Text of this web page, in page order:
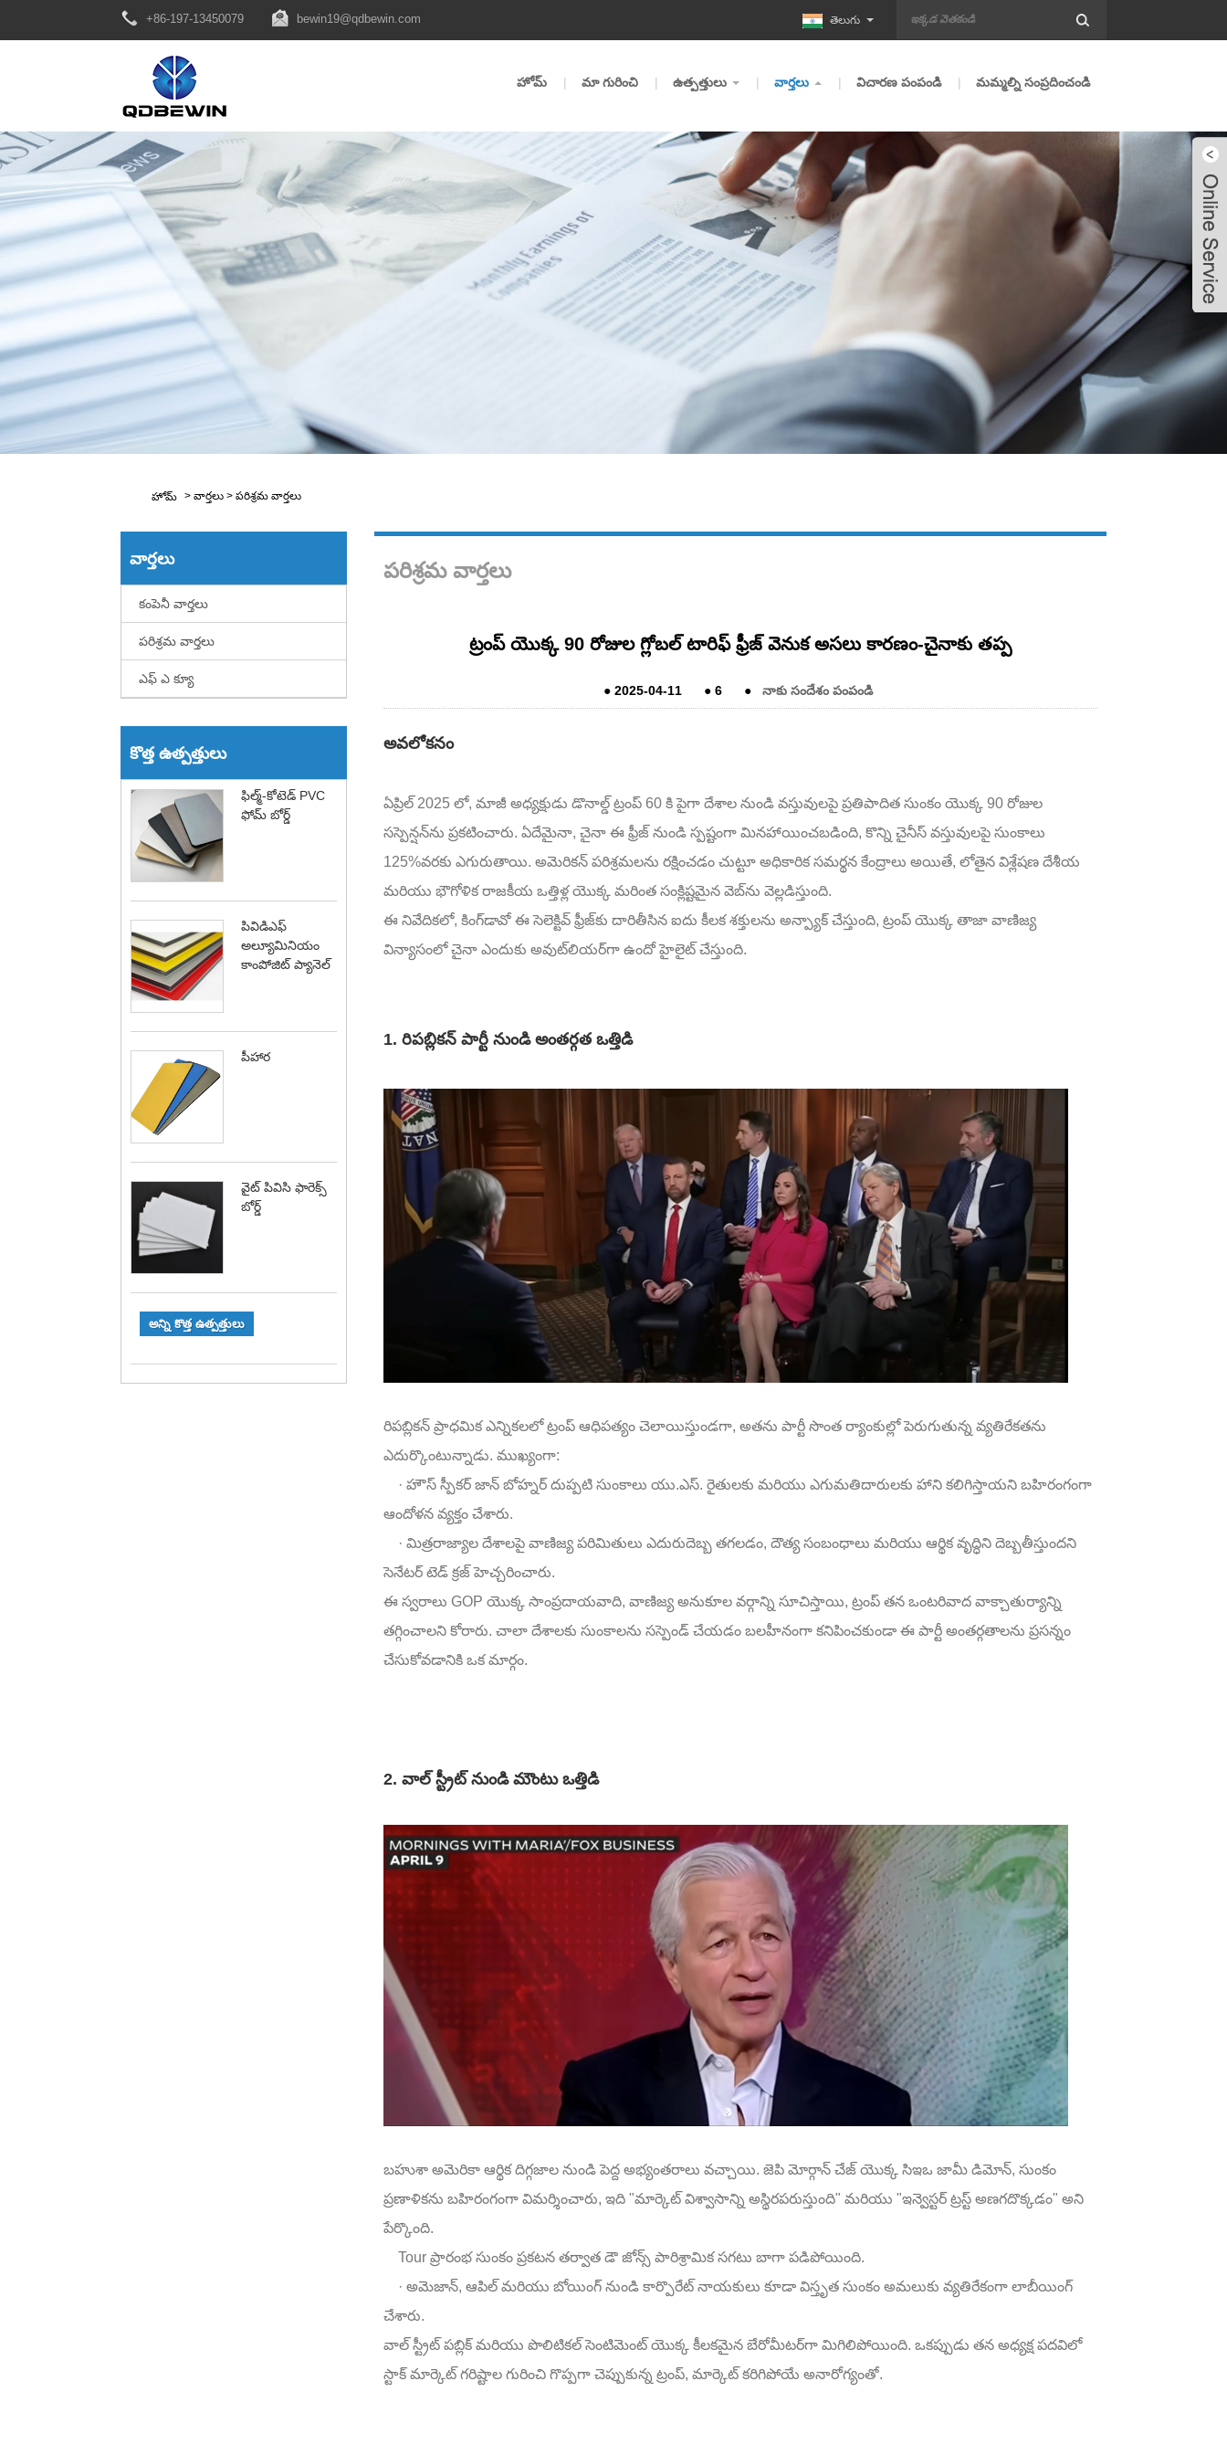
+86-197-13450079 bewin19@qdbewin.com తెలుగు
హోమ్ మా గురించి ఉత్పత్తులు వార్తలు విచారణ పంపండి మమ్మల్ని సంప్రదించండి
హోమ్ > వార్తలు > పరిశ్రమ వార్తలు
వార్తలు
కంపెనీ వార్తలు
పరిశ్రమ వార్తలు
ఎఫ్ ఎ క్యూ
కొత్త ఉత్పత్తులు
ఫిల్మ్-కోటెడ్ PVC
ఫోమ్ బోర్డ్
పివిడిఎఫ్
అల్యూమినియం
కాంపోజిట్ ప్యానెల్
పీహార
వైట్ పివిసి ఫారెక్స్
బోర్డ్
అన్ని కొత్త ఉత్పత్తులు
పరిశ్రమ వార్తలు
ట్రంప్ యొక్క 90 రోజుల గ్లోబల్ టారిఫ్ ఫ్రీజ్ వెనుక అసలు కారణం-చైనాకు తప్ప
●2025-04-11 ●6 ● నాకు సందేశం పంపండి
అవలోకనం
ఏప్రిల్ 2025 లో, మాజీ అధ్యక్షుడు డొనాల్డ్ ట్రంప్ 60 కి పైగా దేశాల నుండి వస్తువులపై ప్రతిపాదిత సుంకం యొక్క 90 రోజుల
సస్పెన్షన్‌ను ప్రకటించారు. ఏదేమైనా, చైనా ఈ ఫ్రీజ్ నుండి స్పష్టంగా మినహాయించబడింది, కొన్ని చైనీస్ వస్తువులపై సుంకాలు
125%వరకు ఎగురుతాయి. అమెరికన్ పరిశ్రమలను రక్షించడం చుట్టూ అధికారిక సమర్థన కేంద్రాలు అయితే, లోతైన విశ్లేషణ దేశీయ
మరియు భౌగోళిక రాజకీయ ఒత్తిళ్ల యొక్క మరింత సంక్లిష్టమైన వెబ్‌ను వెల్లడిస్తుంది.
ఈ నివేదికలో, కింగ్‌డావో ఈ సెలెక్టివ్ ఫ్రీజ్‌కు దారితీసిన ఐదు కీలక శక్తులను అన్ప్యాక్ చేస్తుంది, ట్రంప్ యొక్క తాజా వాణిజ్య
విన్యాసంలో చైనా ఎందుకు అవుట్‌లియర్‌గా ఉందో హైలైట్ చేస్తుంది.
1. రిపబ్లికన్ పార్టీ నుండి అంతర్గత ఒత్తిడి
రిపబ్లికన్ ప్రాధమిక ఎన్నికలలో ట్రంప్ ఆధిపత్యం చెలాయిస్తుండగా, అతను పార్టీ సొంత ర్యాంకుల్లో పెరుగుతున్న వ్యతిరేకతను
ఎదుర్కొంటున్నాడు. ముఖ్యంగా:
· హౌస్ స్పీకర్ జాన్ బోహ్నర్ దుప్పటి సుంకాలు యు.ఎస్. రైతులకు మరియు ఎగుమతిదారులకు హాని కలిగిస్తాయని బహిరంగంగా
ఆందోళన వ్యక్తం చేశారు.
· మిత్రరాజ్యాల దేశాలపై వాణిజ్య పరిమితులు ఎదురుదెబ్బ తగలడం, దౌత్య సంబంధాలు మరియు ఆర్థిక వృద్ధిని దెబ్బతీస్తుందని
సెనేటర్ టెడ్ క్రజ్ హెచ్చరించారు.
ఈ స్వరాలు GOP యొక్క సాంప్రదాయవాది, వాణిజ్య అనుకూల వర్గాన్ని సూచిస్తాయి, ట్రంప్ తన ఒంటరివాద వాక్చాతుర్యాన్ని
తగ్గించాలని కోరారు. చాలా దేశాలకు సుంకాలను సస్పెండ్ చేయడం బలహీనంగా కనిపించకుండా ఈ పార్టీ అంతర్గతాలను ప్రసన్నం
చేసుకోవడానికి ఒక మార్గం.
2. వాల్ స్ట్రీట్ నుండి మౌంటు ఒత్తిడి
బహుశా అమెరికా ఆర్థిక దిగ్గజాల నుండి పెద్ద అభ్యంతరాలు వచ్చాయి. జెపి మోర్గాన్ చేజ్ యొక్క సిఇఒ జామీ డిమోన్, సుంకం
ప్రణాళికను బహిరంగంగా విమర్శించారు, ఇది "మార్కెట్ విశ్వాసాన్ని అస్థిరపరుస్తుంది" మరియు "ఇన్వెస్టర్ ట్రస్ట్ అణగదొక్కడం" అని
పేర్కొంది.
Tour ప్రారంభ సుంకం ప్రకటన తర్వాత డౌ జోన్స్ పారిశ్రామిక సగటు బాగా పడిపోయింది.
· అమెజాన్, ఆపిల్ మరియు బోయింగ్ నుండి కార్పొరేట్ నాయకులు కూడా విస్తృత సుంకం అమలుకు వ్యతిరేకంగా లాబీయింగ్
చేశారు.
వాల్ స్ట్రీట్ పబ్లిక్ మరియు పొలిటికల్ సెంటిమెంట్ యొక్క కీలకమైన బేరోమీటర్‌గా మిగిలిపోయింది. ఒకప్పుడు తన అధ్యక్ష పదవిలో
స్టాక్ మార్కెట్ గరిష్టాల గురించి గొప్పగా చెప్పుకున్న ట్రంప్, మార్కెట్ కరిగిపోయే అనారోగ్యంతో.